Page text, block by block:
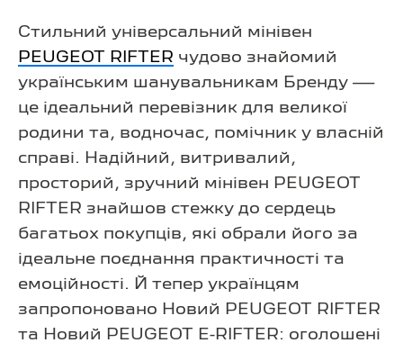
Стильний універсальний мінівен
PEUGEOT RIFTER чудово знайомий
українським шанувальникам Бренду —
це ідеальний перевізник для великої
родини та, водночас, помічник у власній
справі. Надійний, витривалий,
просторий, зручний мінівен PEUGEOT
RIFTER знайшов стежку до сердець
багатьох покупців, які обрали його за
ідеальне поєднання практичності та
емоційності. Й тепер українцям
запропоновано Новий PEUGEOT RIFTER
та Новий PEUGEOT E-RIFTER: оголошені